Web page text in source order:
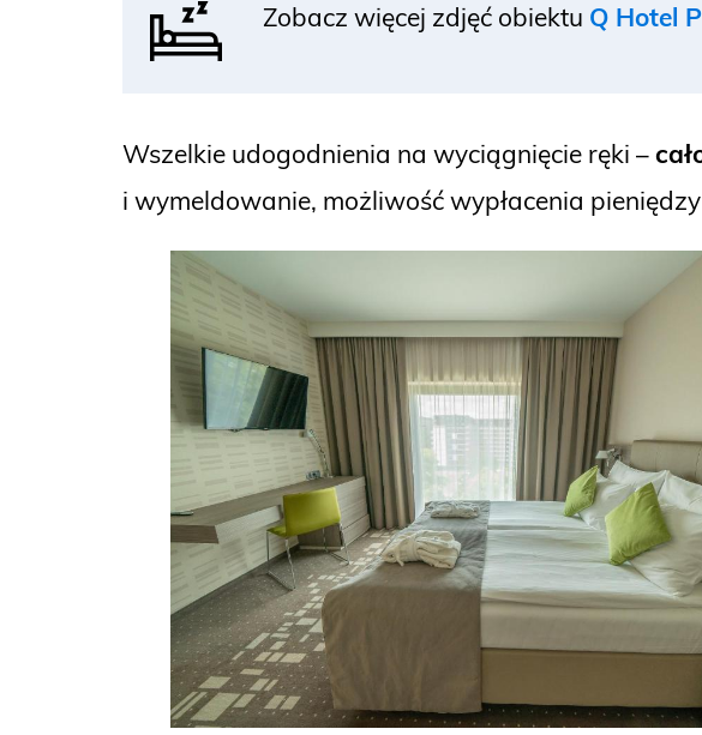
Zobacz więcej zdjęć obiektu Q Hotel
Wszelkie udogodnienia na wyciągnięcie ręki –
i wymeldowanie, możliwość wypłacenia